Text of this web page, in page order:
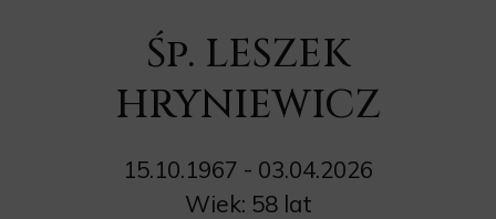
Śp. LESZEK
HRYNIEWICZ
15.10.1967 - 03.04.2026
Wiek: 58 lat